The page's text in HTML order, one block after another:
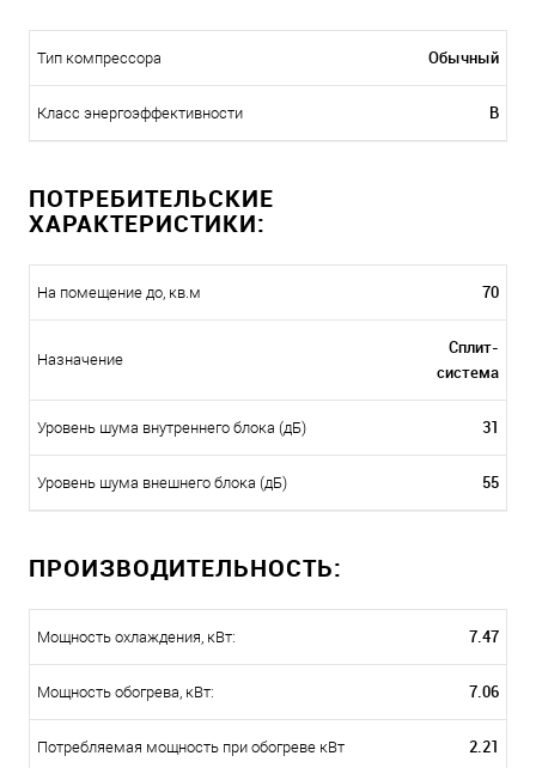
Тип компрессора Обычный
Класс энергоэффективности B
ПОТРЕБИТЕЛЬСКИЕ
ХАРАКТЕРИСТИКИ:
На помещение до, кв.м 70
Назначение
Сплит-
система
Уровень шума внутреннего блока (дБ) 31
Уровень шума внешнего блока (дБ) 55
ПРОИЗВОДИТЕЛЬНОСТЬ:
Мощность охлаждения, кВт: 7.47
Мощность обогрева, кВт: 7.06
Потребляемая мощность при обогреве кВт 2.21